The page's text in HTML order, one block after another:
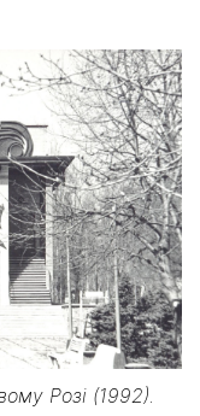
Розі (1992).